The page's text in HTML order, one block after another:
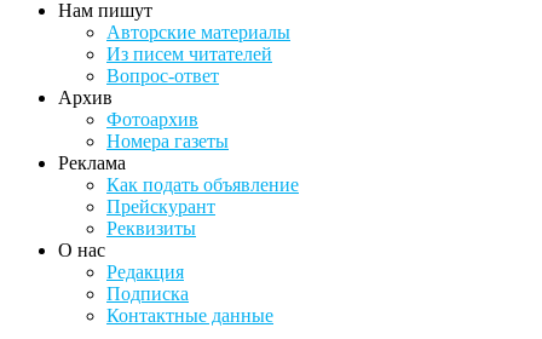
Нам пишут
Авторские материалы
Из писем читателей
Вопрос-ответ
Архив
Фотоархив
Номера газеты
Реклама
Как подать объявление
Прейскурант
Реквизиты
О нас
Редакция
Подписка
Контактные данные